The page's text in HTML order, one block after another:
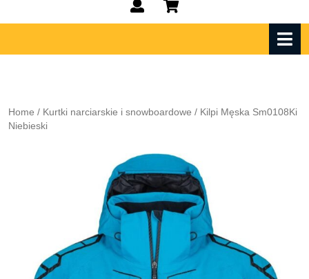
My
Account
shopping
cart
Home / Kurtki narciarskie i snowboardowe / Kilpi Męska Sm0108Ki
Niebieski